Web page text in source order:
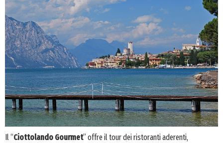
Il “Ciottolando Gourmet” offre il tour dei ristoranti aderenti,